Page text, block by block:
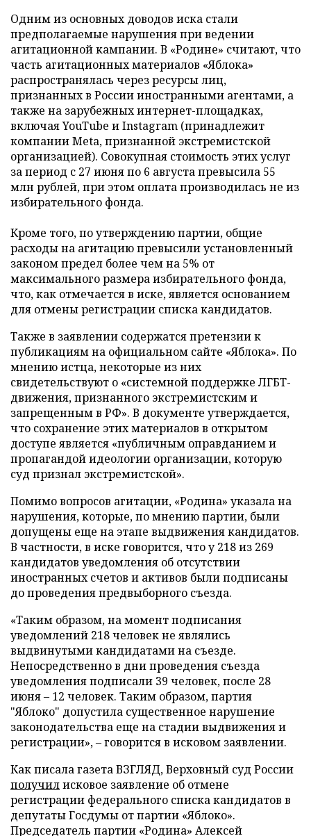
Одним из основных доводов иска стали
предполагаемые нарушения при ведении
агитационной кампании. В «Родине» считают, что
часть агитационных материалов «Яблока»
распространялась через ресурсы лиц,
признанных в России иностранными агентами, а
также на зарубежных интернет-площадках,
включая YouTube и Instagram (принадлежит
компании Meta, признанной экстремистской
организацией). Совокупная стоимость этих услуг
за период с 27 июня по 6 августа превысила 55
млн рублей, при этом оплата производилась не из
избирательного фонда.
Кроме того, по утверждению партии, общие
расходы на агитацию превысили установленный
законом предел более чем на 5% от
максимального размера избирательного фонда,
что, как отмечается в иске, является основанием
для отмены регистрации списка кандидатов.
Также в заявлении содержатся претензии к
публикациям на официальном сайте «Яблока». По
мнению истца, некоторые из них
свидетельствуют о «системной поддержке ЛГБТ-
движения, признанного экстремистским и
запрещенным в РФ». В документе утверждается,
что сохранение этих материалов в открытом
доступе является «публичным оправданием и
пропагандой идеологии организации, которую
суд признал экстремистской».
Помимо вопросов агитации, «Родина» указала на
нарушения, которые, по мнению партии, были
допущены еще на этапе выдвижения кандидатов.
В частности, в иске говорится, что у 218 из 269
кандидатов уведомления об отсутствии
иностранных счетов и активов были подписаны
до проведения предвыборного съезда.
«Таким образом, на момент подписания
уведомлений 218 человек не являлись
выдвинутыми кандидатами на съезде.
Непосредственно в дни проведения съезда
уведомления подписали 39 человек, после 28
июня – 12 человек. Таким образом, партия
"Яблоко" допустила существенное нарушение
законодательства еще на стадии выдвижения и
регистрации», – говорится в исковом заявлении.
Как писала газета ВЗГЛЯД, Верховный суд России
получилисковое заявление об отмене
регистрации федерального списка кандидатов в
депутаты Госдумы от партии «Яблоко».
Председатель партии «Родина» Алексей